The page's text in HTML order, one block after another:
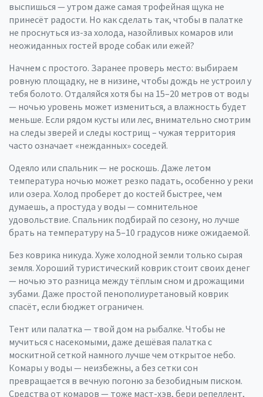
выспишься — утром даже самая трофейная щука не
принесёт радости. Но как сделать так, чтобы в палатке
не проснуться из-за холода, назойливых комаров или
неожиданных гостей вроде собак или ежей?
Начнем с простого. Заранее проверь место: выбираем
ровную площадку, не в низине, чтобы дождь не устроил у
тебя болото. Отдаляйся хотя бы на 15–20 метров от воды
— ночью уровень может измениться, а влажность будет
меньше. Если рядом кусты или лес, внимательно смотрим
на следы зверей и следы кострищ – чужая территория
часто означает «нежданных» соседей.
Одеяло или спальник — не роскошь. Даже летом
температура ночью может резко падать, особенно у реки
или озера. Холод проберет до костей быстрее, чем
думаешь, а простуда у воды — сомнительное
удовольствие. Спальник подбирай по сезону, но лучше
брать на температуру на 5–10 градусов ниже ожидаемой.
Без коврика никуда. Хуже холодной земли только сырая
земля. Хороший туристический коврик стоит своих денег
— ночью это разница между тёплым сном и дрожащими
зубами. Даже простой пенополиуретановый коврик
спасёт, если бюджет ограничен.
Тент или палатка — твой дом на рыбалке. Чтобы не
мучиться с насекомыми, даже дешёвая палатка с
москитной сеткой намного лучше чем открытое небо.
Комары у воды — неизбежны, а без сетки сон
превращается в вечную погоню за безобидным писком.
Средства от комаров — тоже маст-хэв, бери репеллент,